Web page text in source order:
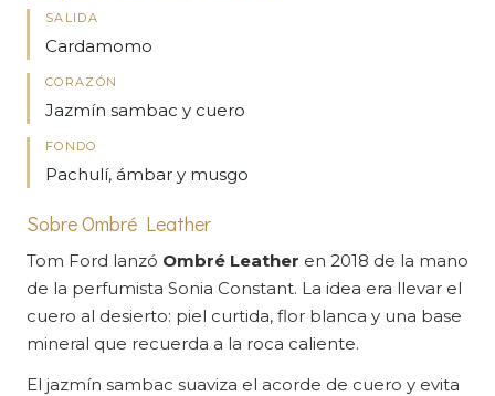
SALIDA
Cardamomo
CORAZÓN
Jazmín sambac y cuero
FONDO
Pachulí, ámbar y musgo
Sobre Ombré Leather
Tom Ford lanzó Ombré Leather en 2018 de la mano
de la perfumista Sonia Constant. La idea era llevar el
cuero al desierto: piel curtida, flor blanca y una base
mineral que recuerda a la roca caliente.
El jazmín sambac suaviza el acorde de cuero y evita